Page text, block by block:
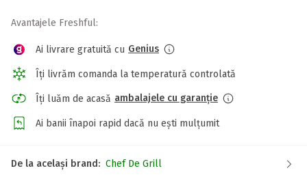
Avantajele Freshful:
Ai livrare gratuită cu Genius
Îți livrăm comanda la temperatură controlată
Îți luăm de acasă ambalajele cu garanție
Ai banii înapoi rapid dacă nu ești mulțumit
De la același brand: Chef De Grill